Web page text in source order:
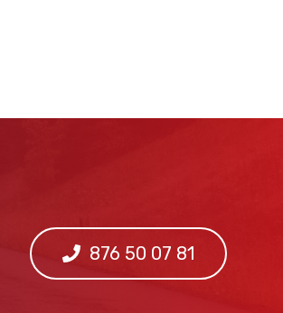
876 50 07 81